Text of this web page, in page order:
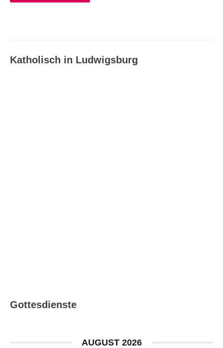
Katholisch in Ludwigsburg
Gottesdienste
AUGUST 2026